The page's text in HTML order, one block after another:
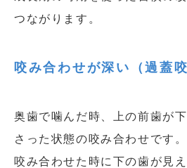
つながります。
咬み合わせが深い（過蓋咬
奥歯で噛んだ時、上の前歯が
さった状態の咬み合わせです。
咬み合わせた時に下の歯が見